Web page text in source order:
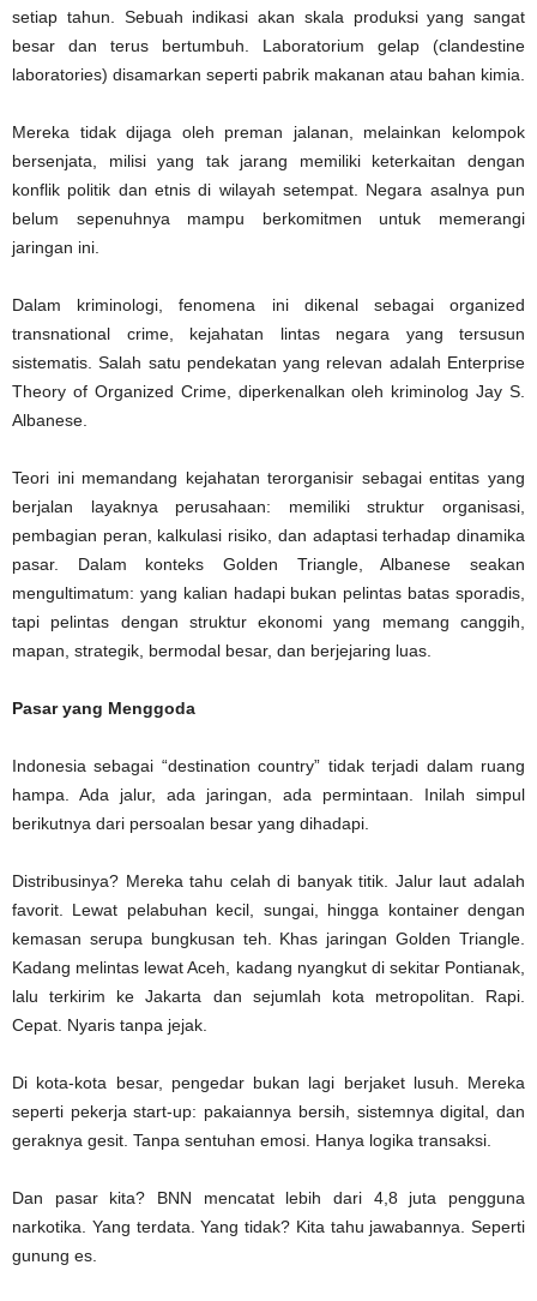
setiap tahun. Sebuah indikasi akan skala produksi yang sangat
besar dan terus bertumbuh. Laboratorium gelap (clandestine
laboratories) disamarkan seperti pabrik makanan atau bahan kimia.
Mereka tidak dijaga oleh preman jalanan, melainkan kelompok
bersenjata, milisi yang tak jarang memiliki keterkaitan dengan
konflik politik dan etnis di wilayah setempat. Negara asalnya pun
belum sepenuhnya mampu berkomitmen untuk memerangi
jaringan ini.
Dalam kriminologi, fenomena ini dikenal sebagai organized
transnational crime, kejahatan lintas negara yang tersusun
sistematis. Salah satu pendekatan yang relevan adalah Enterprise
Theory of Organized Crime, diperkenalkan oleh kriminolog Jay S.
Albanese.
Teori ini memandang kejahatan terorganisir sebagai entitas yang
berjalan layaknya perusahaan: memiliki struktur organisasi,
pembagian peran, kalkulasi risiko, dan adaptasi terhadap dinamika
pasar. Dalam konteks Golden Triangle, Albanese seakan
mengultimatum: yang kalian hadapi bukan pelintas batas sporadis,
tapi pelintas dengan struktur ekonomi yang memang canggih,
mapan, strategik, bermodal besar, dan berjejaring luas.
Pasar yang Menggoda
Indonesia sebagai “destination country” tidak terjadi dalam ruang
hampa. Ada jalur, ada jaringan, ada permintaan. Inilah simpul
berikutnya dari persoalan besar yang dihadapi.
Distribusinya? Mereka tahu celah di banyak titik. Jalur laut adalah
favorit. Lewat pelabuhan kecil, sungai, hingga kontainer dengan
kemasan serupa bungkusan teh. Khas jaringan Golden Triangle.
Kadang melintas lewat Aceh, kadang nyangkut di sekitar Pontianak,
lalu terkirim ke Jakarta dan sejumlah kota metropolitan. Rapi.
Cepat. Nyaris tanpa jejak.
Di kota-kota besar, pengedar bukan lagi berjaket lusuh. Mereka
seperti pekerja start-up: pakaiannya bersih, sistemnya digital, dan
geraknya gesit. Tanpa sentuhan emosi. Hanya logika transaksi.
Dan pasar kita? BNN mencatat lebih dari 4,8 juta pengguna
narkotika. Yang terdata. Yang tidak? Kita tahu jawabannya. Seperti
gunung es.